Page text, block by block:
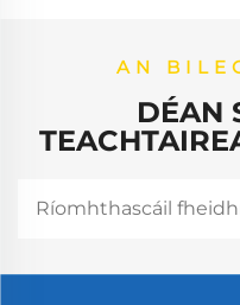
AN
DÉAN